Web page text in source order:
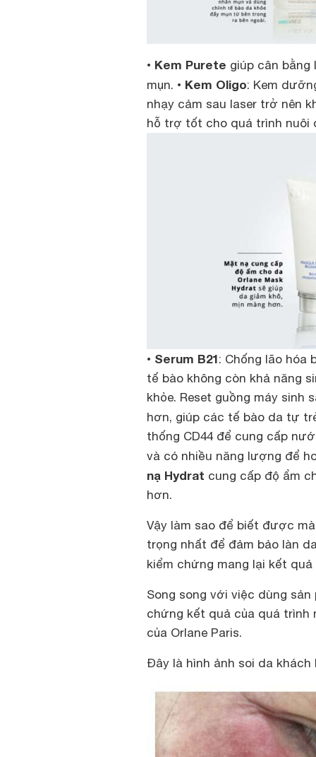
• Kem Purete giúp cân
mụn. • Kem Oligo: Kem
nhạy cảm sau laser trở nên
hỗ trợ tốt cho quá trình nuôi
• Serum B21: Chống lão hóa
tế bào không còn khả năng
khỏe. Reset guồng máy sinh
hơn, giúp các tế bào da tự
thống CD44 để cung cấp
và có nhiều năng lượng để
nạ Hydrat cung cấp độ ẩm
hơn.
Vậy làm sao để biết được
trọng nhất để đảm bảo làn
kiểm chứng mang lại kết
Song song với việc dùng
chứng kết quả của quá trình
của Orlane Paris.
Đây là hình ảnh soi da khách